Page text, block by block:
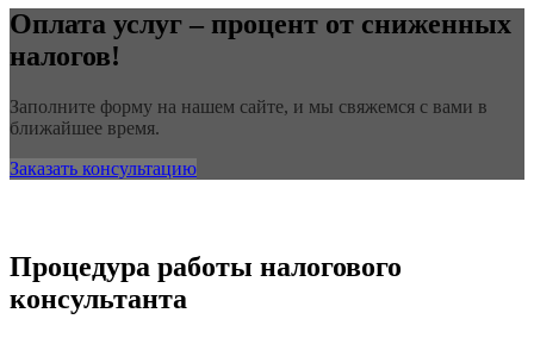
Оплата услуг – процент от сниженных
налогов!
Заполните форму на нашем сайте, и мы свяжемся с вами в
ближайшее время.
Заказать консультацию
Процедура работы налогового
консультанта